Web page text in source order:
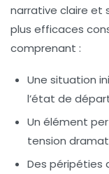
narrative claire et
plus efficaces
comprenant :
Une situation
l’état de
Un élément
tension
Des péripéties